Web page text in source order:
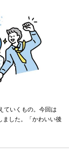
ていくもの。今回は
ました。「かわいい後